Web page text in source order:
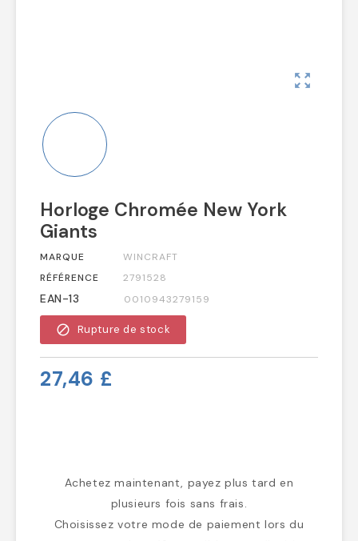
zoom_out_map
Horloge Chromée New York
Giants
MARQUE
WINCRAFT
RÉFÉRENCE
2791528
EAN-13 0010943279159
block Rupture de stock
27,46 £
Achetez maintenant, payez plus tard en
plusieurs fois sans frais.
Choisissez votre mode de paiement lors du